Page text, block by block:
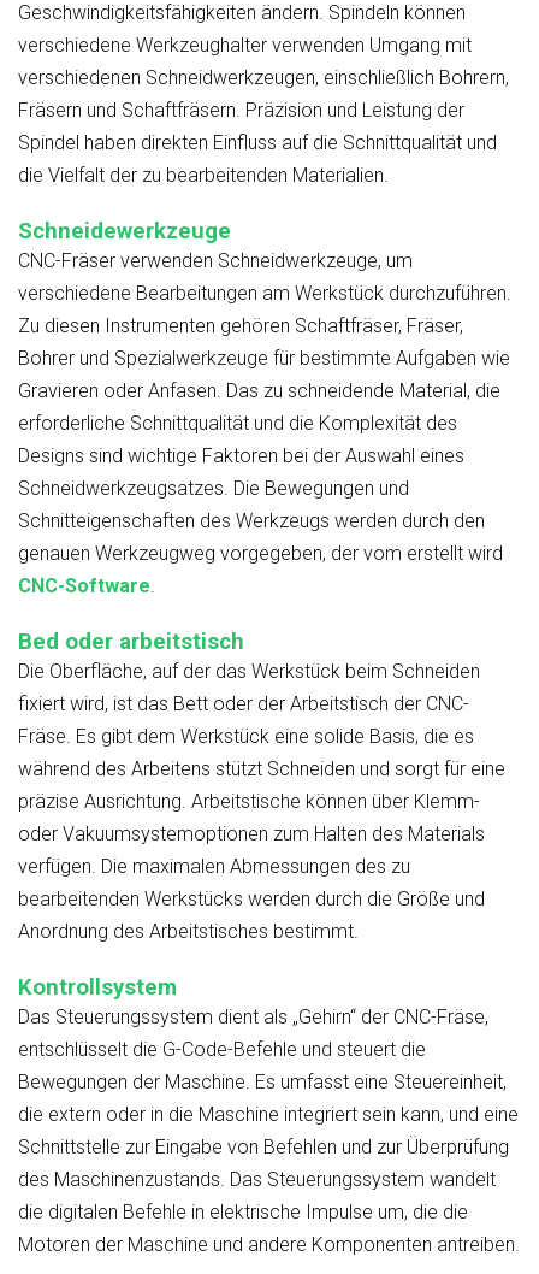
Geschwindigkeitsfähigkeiten ändern. Spindeln können
verschiedene Werkzeughalter verwenden Umgang mit
verschiedenen Schneidwerkzeugen, einschließlich Bohrern,
Fräsern und Schaftfräsern. Präzision und Leistung der
Spindel haben direkten Einfluss auf die Schnittqualität und
die Vielfalt der zu bearbeitenden Materialien.
Schneidewerkzeuge
CNC-Fräser verwenden Schneidwerkzeuge, um
verschiedene Bearbeitungen am Werkstück durchzuführen.
Zu diesen Instrumenten gehören Schaftfräser, Fräser,
Bohrer und Spezialwerkzeuge für bestimmte Aufgaben wie
Gravieren oder Anfasen. Das zu schneidende Material, die
erforderliche Schnittqualität und die Komplexität des
Designs sind wichtige Faktoren bei der Auswahl eines
Schneidwerkzeugsatzes. Die Bewegungen und
Schnitteigenschaften des Werkzeugs werden durch den
genauen Werkzeugweg vorgegeben, der vom erstellt wird
CNC-Software.
Bed oder arbeitstisch
Die Oberfläche, auf der das Werkstück beim Schneiden
fixiert wird, ist das Bett oder der Arbeitstisch der CNC-
Fräse. Es gibt dem Werkstück eine solide Basis, die es
während des Arbeitens stützt Schneiden und sorgt für eine
präzise Ausrichtung. Arbeitstische können über Klemm-
oder Vakuumsystemoptionen zum Halten des Materials
verfügen. Die maximalen Abmessungen des zu
bearbeitenden Werkstücks werden durch die Größe und
Anordnung des Arbeitstisches bestimmt.
Kontrollsystem
Das Steuerungssystem dient als „Gehirn“ der CNC-Fräse,
entschlüsselt die G-Code-Befehle und steuert die
Bewegungen der Maschine. Es umfasst eine Steuereinheit,
die extern oder in die Maschine integriert sein kann, und eine
Schnittstelle zur Eingabe von Befehlen und zur Überprüfung
des Maschinenzustands. Das Steuerungssystem wandelt
die digitalen Befehle in elektrische Impulse um, die die
Motoren der Maschine und andere Komponenten antreiben.